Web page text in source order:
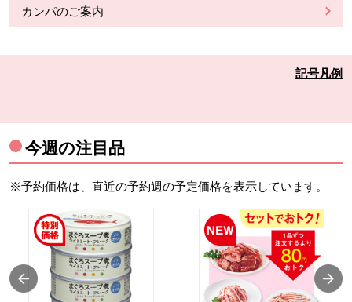
カンパのご案内
記号凡例
今週の注目品
※予約価格は、直近の予約週の予定価格を表示しています。